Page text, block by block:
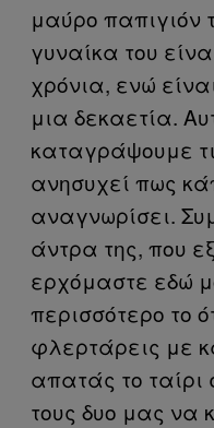
μαύρο παπιγιόν
γυναίκα του
χρόνια, ενώ
μια δεκαετία.
καταγράψουμε
ανησυχεί πως
αναγνωρίσει.
άντρα της, που
ερχόμαστε εδώ
περισσότερο το
φλερτάρεις με
απατάς το
τους δυο μας να